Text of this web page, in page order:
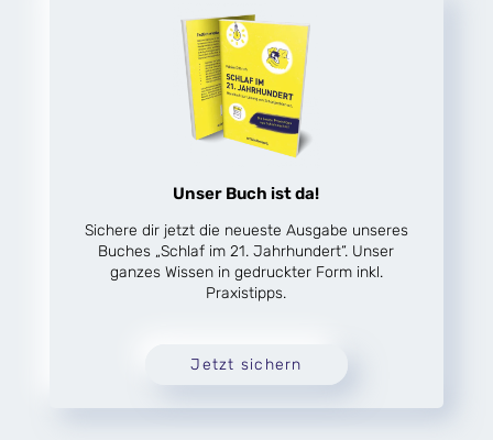
Unser Buch ist da!
Sichere dir jetzt die neueste Ausgabe unseres
Buches „Schlaf im 21. Jahrhundert“. Unser
ganzes Wissen in gedruckter Form inkl.
Praxistipps.
Jetzt sichern